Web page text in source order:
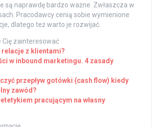
są naprawdę bardzo ważne. Zwłaszcza w
Pracodawcy cenią sobie wymienione
dlatego też warto je rozwijać.
Cię zainteresować
relacje z klientami?
w inbound marketingu. 4 zasady
przepływ gotówki (cash flow) kiedy
zawód?
pracującym na własny